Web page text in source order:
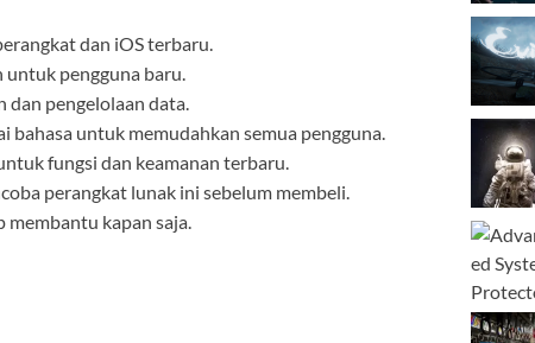
dan iOS terbaru.
pengguna baru.
dan pengelolaan data.
bahasa untuk memudahkan semua pengguna.
fungsi dan keamanan terbaru.
perangkat lunak ini sebelum membeli.
membantu kapan saja.